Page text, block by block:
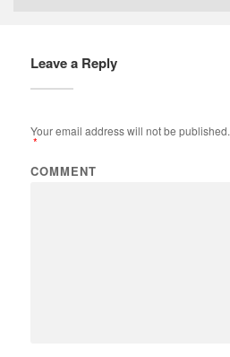
Leave a Reply
Your email address will not be published.
*
COMMENT